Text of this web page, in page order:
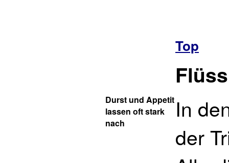
Top
Durst und Appetit
lassen oft stark
nach
In
der